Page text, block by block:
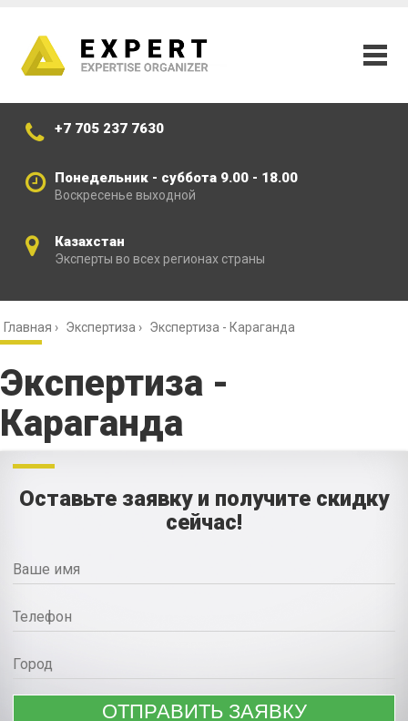
+7 705 237 7630
Понедельник - суббота 9.00 - 18.00
Воскресенье выходной
Казахстан
Эксперты во всех регионах страны
Главная › Экспертиза › Экспертиза - Караганда
Экспертиза -
Караганда
Оставьте заявку и получите скидку
сейчас!